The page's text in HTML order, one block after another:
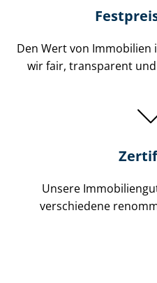
Den Wert von
wir fair, transparent
Unsere
verschiedene